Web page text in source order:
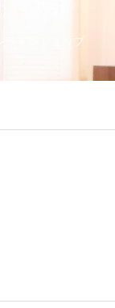
ラインショップ